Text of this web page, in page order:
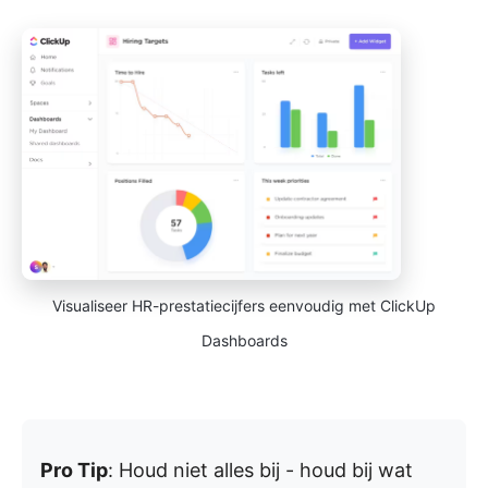
Visualiseer HR-prestatiecijfers eenvoudig met ClickUp
Dashboards
Pro Tip: Houd niet alles bij - houd bij wat